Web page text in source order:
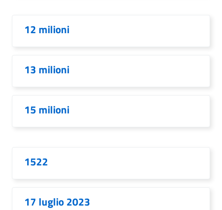
12 milioni
13 milioni
15 milioni
1522
17 luglio 2023